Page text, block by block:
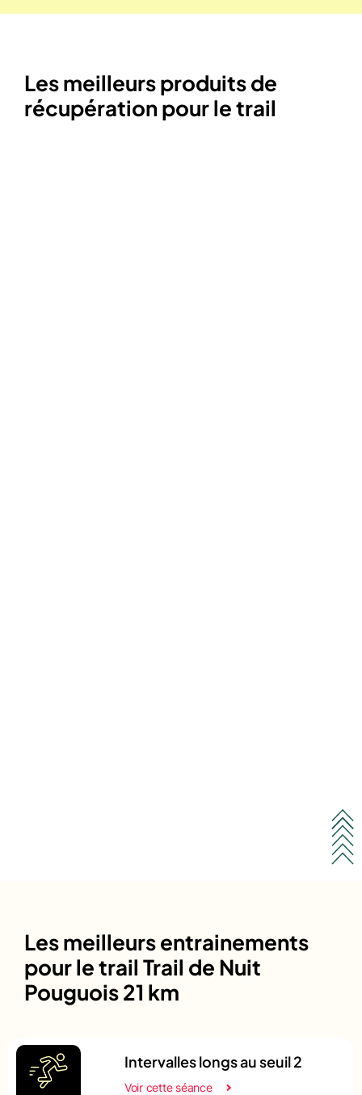
Les meilleurs produits de
récupération pour le trail
Les meilleurs entrainements
pour le trail Trail de Nuit
Pouguois 21 km
Intervalles longs au seuil 2
Voir cette séance